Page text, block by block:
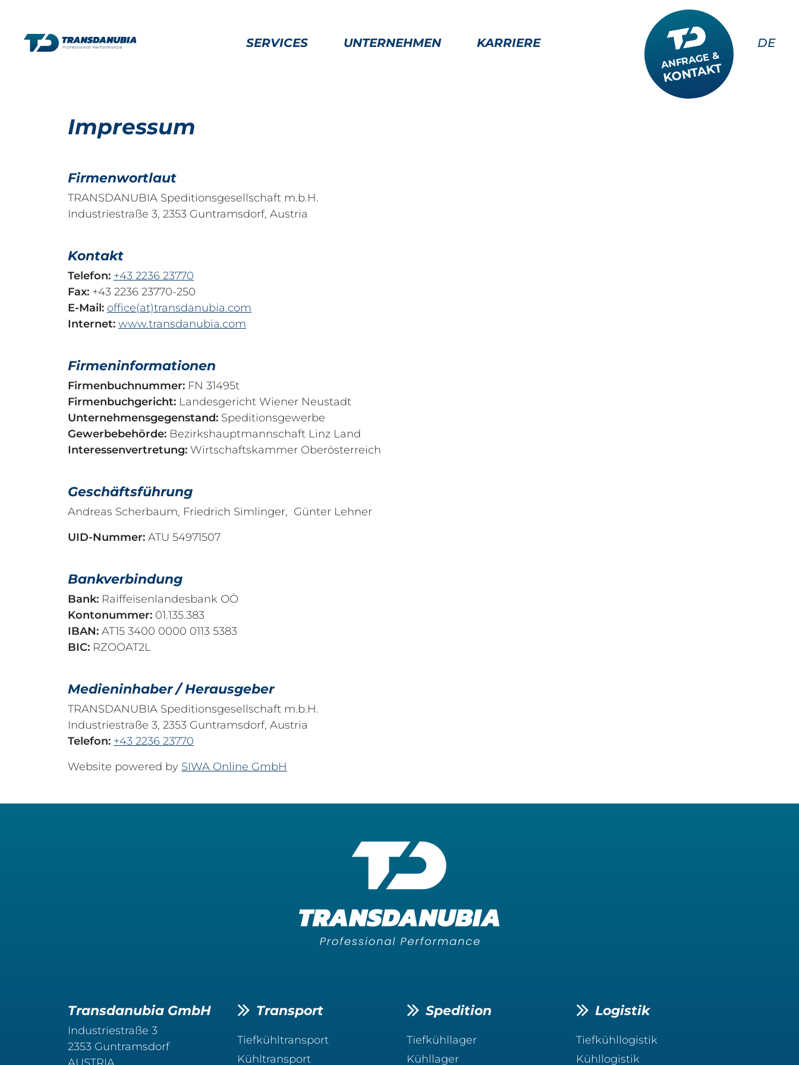
SERVICES UNTERNEHMEN KARRIERE
ANFRAGE &
KONTAKT
DE
Impressum
Firmenwortlaut
TRANSDANUBIA Speditionsgesellschaft m.b.H.
Industriestraße 3, 2353 Guntramsdorf, Austria
Kontakt
Telefon: +43 2236 23770
Fax: +43 2236 23770-250
E-Mail: office(at)transdanubia.com
Internet: www.transdanubia.com
Firmeninformationen
Firmenbuchnummer: FN 31495t
Firmenbuchgericht: Landesgericht Wiener Neustadt
Unternehmensgegenstand: Speditionsgewerbe
Gewerbebehörde: Bezirkshauptmannschaft Linz Land
Interessenvertretung: Wirtschaftskammer Oberösterreich
Geschäftsführung
Andreas Scherbaum, Friedrich Simlinger, Günter Lehner
UID-Nummer: ATU 54971507
Bankverbindung
Bank: Raiffeisenlandesbank OÖ
Kontonummer: 01.135.383
IBAN: AT15 3400 0000 0113 5383
BIC: RZOOAT2L
Medieninhaber / Herausgeber
TRANSDANUBIA Speditionsgesellschaft m.b.H.
Industriestraße 3, 2353 Guntramsdorf, Austria
Telefon: +43 2236 23770
Website powered by SIWA Online GmbH
Transdanubia GmbH
Industriestraße 3
2353 Guntramsdorf
Transport
Tiefkühltransport
Kühltransport
Spedition
Tiefkühllager
Kühllager
Logistik
Tiefkühllogistik
Kühllogistik